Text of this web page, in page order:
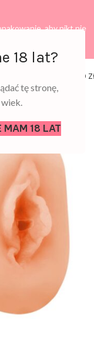
18 lat?
tę stronę,
MAM 18 LAT
aby nikt nie
0,00